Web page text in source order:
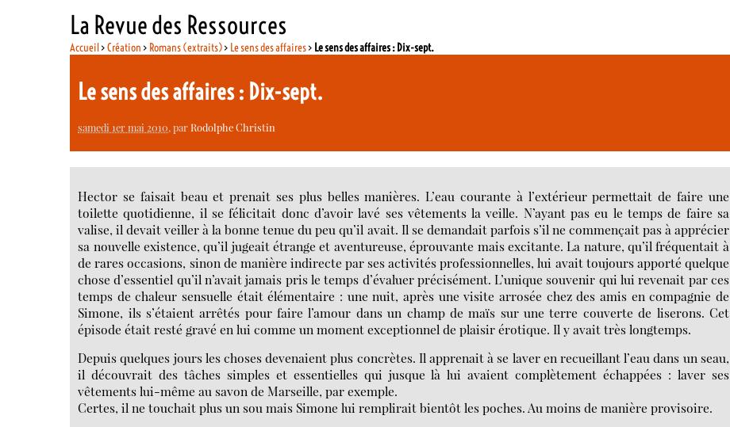
La Revue des Ressources
Accueil>Création > Romans (extraits)> Le sens des affaires> Le sens des affaires : Dix-sept.
Le sens des affaires : Dix-sept.
samedi 1er mai 2010, parRodolphe Christin
Hector se faisait beau et prenait ses plus belles manières. L’eau courante à l’extérieur permettait de faire une
toilette quotidienne, il se félicitait donc d’avoir lavé ses vêtements la veille. N’ayant pas eu le temps de faire sa
valise, il devait veiller à la bonne tenue du peu qu’il avait. Il se demandait parfois s’il ne commençait pas à apprécier
sa nouvelle existence, qu’il jugeait étrange et aventureuse, éprouvante mais excitante. La nature, qu’il fréquentait à
de rares occasions, sinon de manière indirecte par ses activités professionnelles, lui avait toujours apporté quelque
chose d’essentiel qu’il n’avait jamais pris le temps d’évaluer précisément. L’unique souvenir qui lui revenait par ces
temps de chaleur sensuelle était élémentaire : une nuit, après une visite arrosée chez des amis en compagnie de
Simone, ils s’étaient arrêtés pour faire l’amour dans un champ de maïs sur une terre couverte de liserons. Cet
épisode était resté gravé en lui comme un moment exceptionnel de plaisir érotique. Il y avait très longtemps.
Depuis quelques jours les choses devenaient plus concrètes. Il apprenait à se laver en recueillant l’eau dans un seau,
il découvrait des tâches simples et essentielles qui jusque là lui avaient complètement échappées : laver ses
vêtements lui-même au savon de Marseille, par exemple.
Certes, il ne touchait plus un sou mais Simone lui remplirait bientôt les poches. Au moins de manière provisoire.